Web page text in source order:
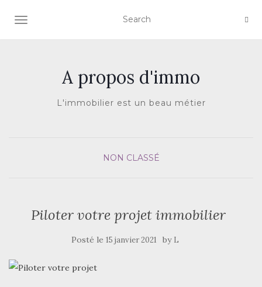
AFFICHER/MASQUER LA NAVIGATION
A propos d'immo
L'immobilier est un beau métier
NON CLASSÉ
Piloter votre projet immobilier
Posté le 15 janvier 2021 by L